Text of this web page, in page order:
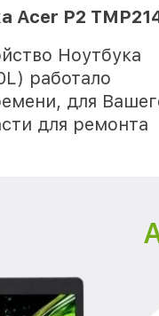
Acer P2
Ноутбука
работало
для
для ремонта